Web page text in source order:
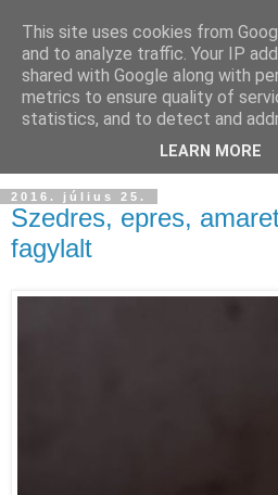
2016. július 25.
Szedres, epres,
fagylalt
This site uses cookies from
and to analyze traffic. Your IP
shared with Google along with
metrics to ensure quality of
statistics, and to detect and
LEARN MORE